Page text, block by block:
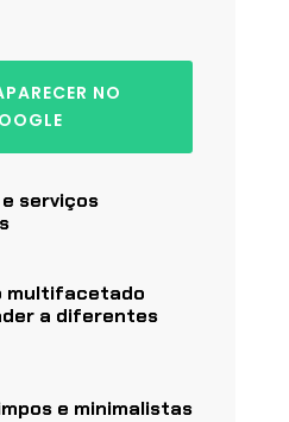
NO
serviços
multifacetado
a diferentes
e minimalistas